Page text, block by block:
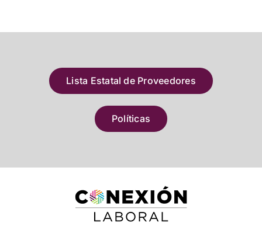
Lista Estatal de Proveedores
Políticas